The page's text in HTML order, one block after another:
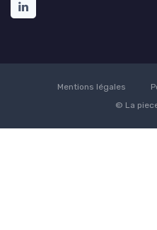
Mentions légales
© La